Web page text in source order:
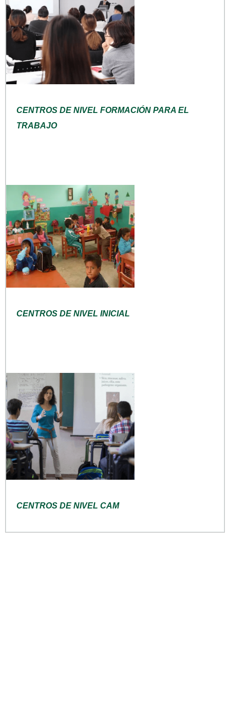
CENTROS DE NIVEL FORMACIÓN PARA EL
TRABAJO
CENTROS DE NIVEL INICIAL
CENTROS DE NIVEL CAM